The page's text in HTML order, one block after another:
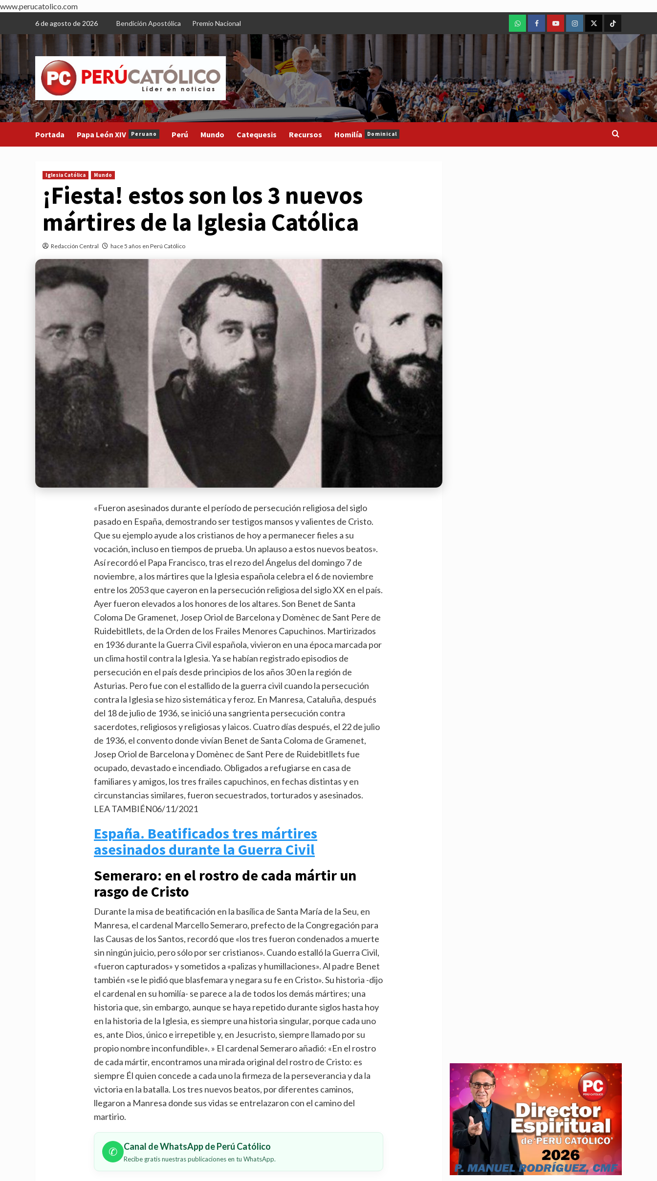
www.perucatolico.com
content
6 de agosto de 2026 Bendición Apostólica Premio Nacional
WhatsAppFacebookYoutubeInstagram
X TikTok
Portada Papa León XIV Peruano Perú Mundo Catequesis Recursos Homilía Dominical
Iglesia Católica Mundo
¡Fiesta! estos son los 3 nuevos
mártires de la Iglesia Católica
Redacción Central hace 5 años en Perú Católico
«Fueron asesinados durante el período de persecución religiosa del siglo
pasado en España, demostrando ser testigos mansos y valientes de Cristo.
Que su ejemplo ayude a los cristianos de hoy a permanecer fieles a su
vocación, incluso en tiempos de prueba. Un aplauso a estos nuevos beatos».
Así recordó el Papa Francisco, tras el rezo del Ángelus del domingo 7 de
noviembre, a los mártires que la Iglesia española celebra el 6 de noviembre
entre los 2053 que cayeron en la persecución religiosa del siglo XX en el país.
Ayer fueron elevados a los honores de los altares. Son Benet de Santa
Coloma De Gramenet, Josep Oriol de Barcelona y Domènec de Sant Pere de
Ruidebitllets, de la Orden de los Frailes Menores Capuchinos. Martirizados
en 1936 durante la Guerra Civil española, vivieron en una época marcada por
un clima hostil contra la Iglesia. Ya se habían registrado episodios de
persecución en el país desde principios de los años 30 en la región de
Asturias. Pero fue con el estallido de la guerra civil cuando la persecución
contra la Iglesia se hizo sistemática y feroz. En Manresa, Cataluña, después
del 18 de julio de 1936, se inició una sangrienta persecución contra
sacerdotes, religiosos y religiosas y laicos. Cuatro días después, el 22 de julio
de 1936, el convento donde vivían Benet de Santa Coloma de Gramenet,
Josep Oriol de Barcelona y Domènec de Sant Pere de Ruidebitllets fue
ocupado, devastado e incendiado. Obligados a refugiarse en casa de
familiares y amigos, los tres frailes capuchinos, en fechas distintas y en
circunstancias similares, fueron secuestrados, torturados y asesinados.
LEA TAMBIÉN06/11/2021
España. Beatificados tres mártires
asesinados durante la Guerra Civil
Semeraro: en el rostro de cada mártir un
rasgo de Cristo
Durante la misa de beatificación en la basílica de Santa María de la Seu, en
Manresa, el cardenal Marcello Semeraro, prefecto de la Congregación para
las Causas de los Santos, recordó que «los tres fueron condenados a muerte
sin ningún juicio, pero sólo por ser cristianos». Cuando estalló la Guerra Civil,
«fueron capturados» y sometidos a «palizas y humillaciones». Al padre Benet
también «se le pidió que blasfemara y negara su fe en Cristo». Su historia -dijo
el cardenal en su homilía- se parece a la de todos los demás mártires; una
historia que, sin embargo, aunque se haya repetido durante siglos hasta hoy
en la historia de la Iglesia, es siempre una historia singular, porque cada uno
es, ante Dios, único e irrepetible y, en Jesucristo, siempre llamado por su
propio nombre inconfundible». » El cardenal Semeraro añadió: «En el rostro
de cada mártir, encontramos una mirada original del rostro de Cristo: es
siempre Él quien concede a cada uno la firmeza de la perseverancia y da la
victoria en la batalla. Los tres nuevos beatos, por diferentes caminos,
llegaron a Manresa donde sus vidas se entrelazaron con el camino del
martirio.
✆ Canal de WhatsApp de Perú Católico
Recibe gratis nuestras publicaciones en tu WhatsApp.